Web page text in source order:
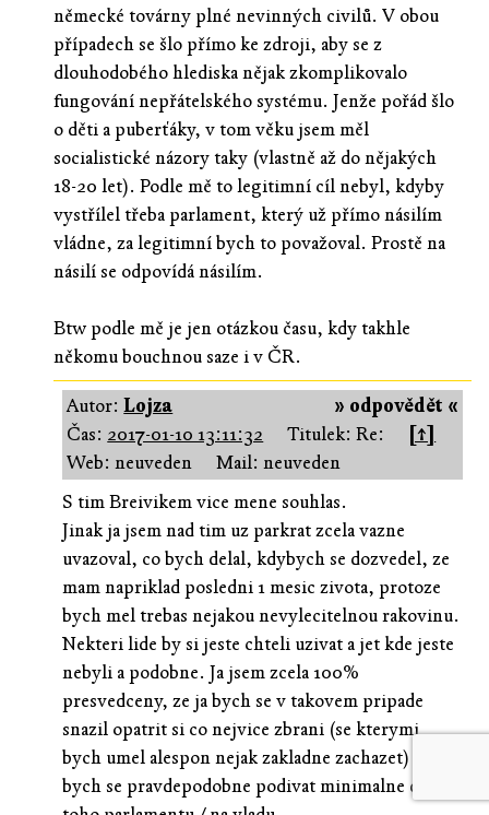
německé továrny plné nevinných civilů. V obou
případech se šlo přímo ke zdroji, aby se z
dlouhodobého hlediska nějak zkomplikovalo
fungování nepřátelského systému. Jenže pořád šlo
o děti a puberťáky, v tom věku jsem měl
socialistické názory taky (vlastně až do nějakých
18-20 let). Podle mě to legitimní cíl nebyl, kdyby
vystřílel třeba parlament, který už přímo násilím
vládne, za legitimní bych to považoval. Prostě na
násilí se odpovídá násilím.
Btw podle mě je jen otázkou času, kdy takhle
někomu bouchnou saze i v ČR.
» odpovědět «
Autor:Lojza
Čas: 2017-01-10 13:11:32 Titulek: Re:
[↑]
Web: neuveden
Mail: neuveden
S tim Breivikem vice mene souhlas.
Jinak ja jsem nad tim uz parkrat zcela vazne
uvazoval, co bych delal, kdybych se dozvedel, ze
mam napriklad posledni 1 mesic zivota, protoze
bych mel trebas nejakou nevylecitelnou rakovinu.
Nekteri lide by si jeste chteli uzivat a jet kde jeste
nebyli a podobne. Ja jsem zcela 100%
presvedceny, ze ja bych se v takovem pripade
snazil opatrit si co nejvice zbrani (se kterymi
bych umel alespon nejak zakladne zachazet) a sel
bych se pravdepodobne podivat minimalne do